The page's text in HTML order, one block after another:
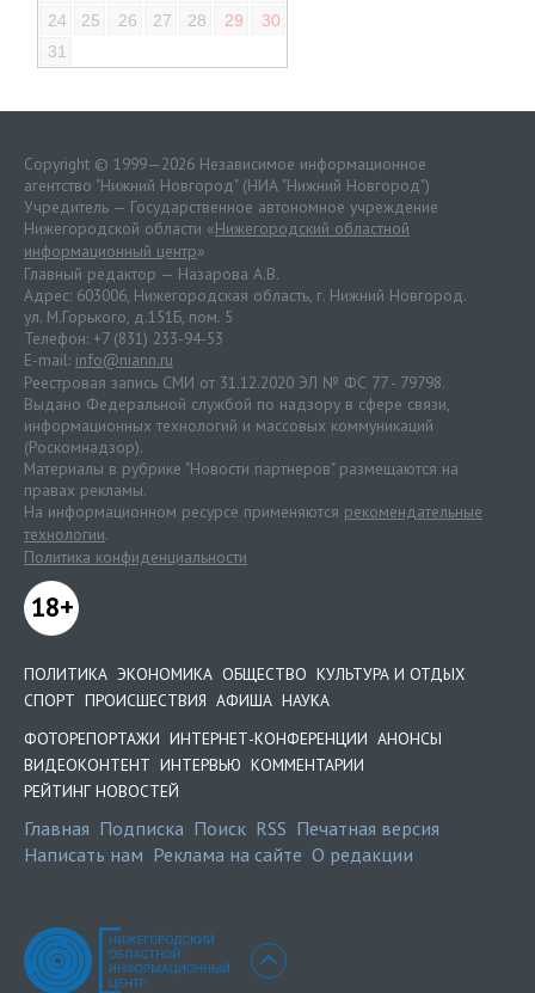
24
25 26 27 28 29
30
31
Copyright © 1999—2026 Независимое информационное
агентство "Нижний Новгород" (НИА "Нижний Новгород")
Учредитель — Государственное автономное учреждение
Нижегородской области «Нижегородский областной
информационный центр»
Главный редактор — Назарова А.В.
Адрес: 603006, Нижегородская область, г. Нижний Новгород.
ул. М.Горького, д.151Б, пом. 5
Телефон: +7 (831) 233-94-53
E-mail: info@niann.ru
Реестровая запись СМИ от 31.12.2020 ЭЛ № ФС 77 - 79798.
Выдано Федеральной службой по надзору в сфере связи,
информационных технологий и массовых коммуникаций
(Роскомнадзор).
Материалы в рубрике "Новости партнеров" размещаются на
правах рекламы.
На информационном ресурсе применяются рекомендательные
технологии.
Политика конфиденциальности
18+
ПОЛИТИКА ЭКОНОМИКА ОБЩЕСТВО КУЛЬТУРА И ОТДЫХ
СПОРТ ПРОИСШЕСТВИЯ АФИША НАУКА
ФОТОРЕПОРТАЖИ ИНТЕРНЕТ-КОНФЕРЕНЦИИ АНОНСЫ
ВИДЕОКОНТЕНТ ИНТЕРВЬЮ КОММЕНТАРИИ
РЕЙТИНГ НОВОСТЕЙ
Главная Подписка Поиск RSS Печатная версия
Написать нам Реклама на сайте О редакции